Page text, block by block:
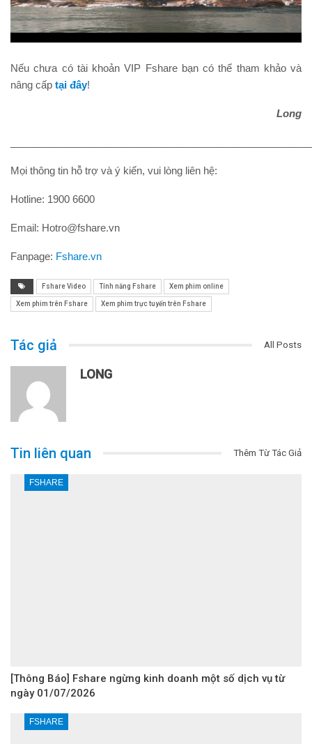
Nếu chưa có tài khoản VIP Fshare bạn có thể tham khảo và
nâng cấp tại đây!
Long
Mọi thông tin hỗ trợ và ý kiến, vui lòng liên hệ:
Hotline: 1900 6600
Email: Hotro@fshare.vn
Fanpage: Fshare.vn
Fshare Video Tính năng Fshare Xem phim online
Xem phim trên Fshare Xem phim trực tuyến trên Fshare
Tác giả All Posts
LONG
Tin liên quan Thêm Từ Tác Giả
FSHARE
[Thông Báo] Fshare ngừng kinh doanh một số dịch vụ từ
ngày 01/07/2026
FSHARE